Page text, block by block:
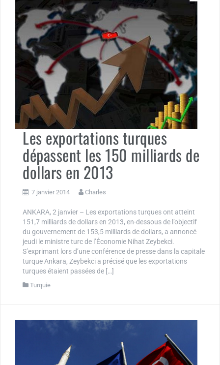
Les exportations turques
dépassent les 150 milliards de
dollars en 2013
7 janvier 2014 Charles
ANKARA, 2 janvier – Les exportations turques ont atteint
151,7 milliards de dollars en 2013, en-dessous de l’objectif
du gouvernement de 153,5 milliards de dollars, a annoncé
jeudi le ministre turc de l’Économie Nihat Zeybekci.
S’exprimant lors d’une conférence de presse dans la capitale
turque Ankara, Zeybekci a précisé que les exportations
turques étaient passées de […]
Turquie